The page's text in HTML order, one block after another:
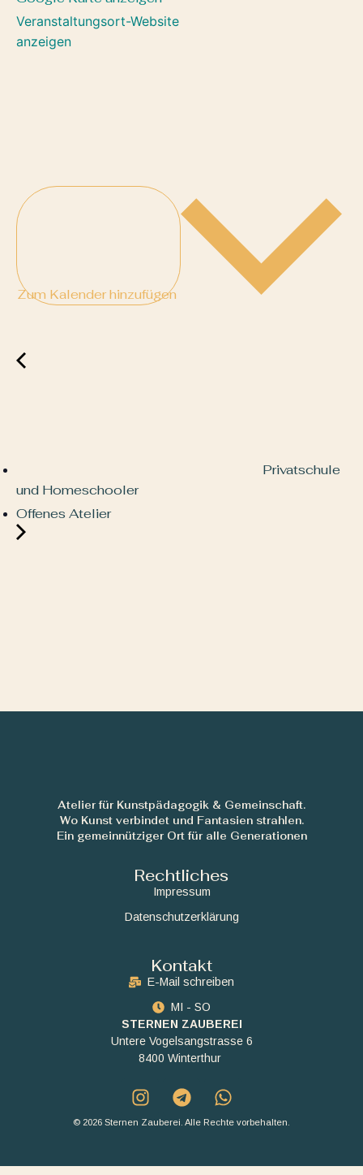
Veranstaltungsort-Website
anzeigen
Zum Kalender hinzufügen
Privatschule
und Homeschooler
Offenes Atelier
Atelier für Kunstpädagogik & Gemeinschaft.
Wo Kunst verbindet und Fantasien strahlen.
Ein gemeinnütziger Ort für alle Generationen
Rechtliches
Impressum
Datenschutzerklärung
Kontakt
E-Mail schreiben
MI - SO
STERNEN ZAUBEREI
Untere Vogelsangstrasse 6
8400 Winterthur
© 2026 Sternen Zauberei. Alle Rechte vorbehalten.